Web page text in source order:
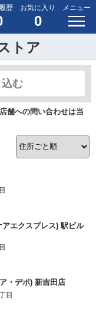
歴 お気に入り
0
メニュー
トア
む
舗への問い合わせは当
エクスプレス) 駅ビル
・デポ) 新吉田店
目